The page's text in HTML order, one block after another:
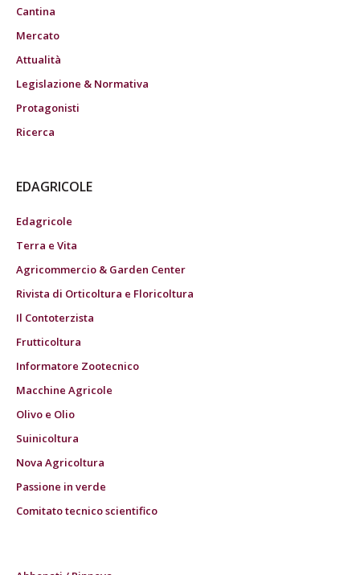
Cantina
Mercato
Attualità
Legislazione & Normativa
Protagonisti
Ricerca
EDAGRICOLE
Edagricole
Terra e Vita
Agricommercio & Garden Center
Rivista di Orticoltura e Floricoltura
Il Contoterzista
Frutticoltura
Informatore Zootecnico
Macchine Agricole
Olivo e Olio
Suinicoltura
Nova Agricoltura
Passione in verde
Comitato tecnico scientifico